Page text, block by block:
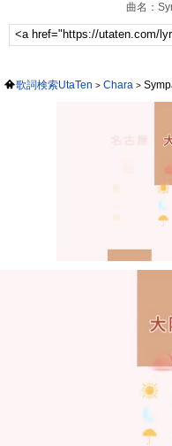
曲名：
歌詞検索UtaTen Chara